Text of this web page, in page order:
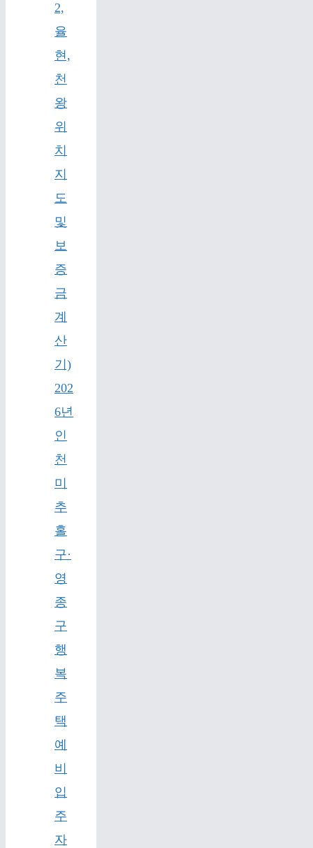
2,
율
현,
천
왕
위
치
지
도
및
보
증
금
계
산
기)
202
6년
인
천
미
추
홀
구·
영
종
구
행
복
주
택
예
비
입
주
자